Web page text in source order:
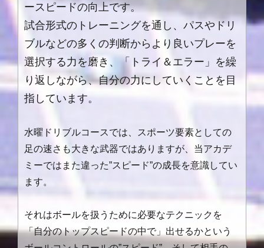
ースピードの向上です。
試合形式のトレーニングを通し、パスやドリ
ブルなどの多くの判断からより良いプレーを
選択する力を磨き、「トライ＆エラー」を繰
り返しながら、自分の力にしていくことを目
指しています。
水曜ドリブルコースでは、スポーツ要素としての
足の速さも大きな武器ではありますが、当アカデ
ミーではまた違った”スピード”の成長を意識してい
ます。
それはボールを扱うために必要なテクニックを
「自分のトップスピードの中で」出せるかという